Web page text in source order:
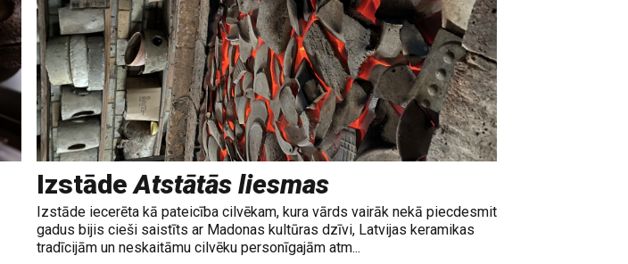
IzstādeAtstātās liesmas
Izstāde iecerēta kā pateicība cilvēkam, kura vārds vairāk nekā piecdesmit
gadus bijis cieši saistīts ar Madonas kultūras dzīvi, Latvijas keramikas
tradīcijām un neskaitāmu cilvēku personīgajām atm...